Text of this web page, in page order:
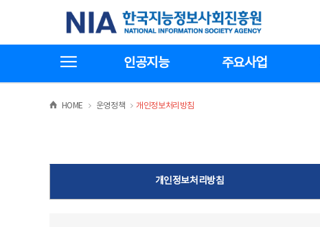
한국지능정보사회진흥원
인공지능 주요사업
HOME >운영정책 >
개인정보처리방침
개인정보처리방침